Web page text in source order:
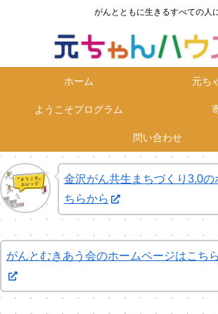
がんとともに生きるすべての人
ホーム 元ち
ようこそプログラム
問い合わせ
金沢がん共生まちづくり3.0の
ちらから
がんとむきあう会のホームページはこち